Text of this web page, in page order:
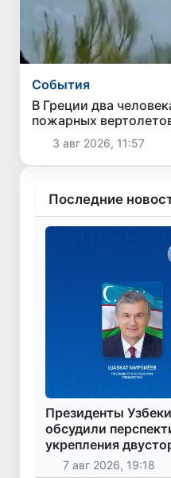
Cобытия
В Греции два
пожарных
3 авг 2026, 11:57
Последние
Президенты
обсудили
укрепления
7 авг 2026, 19:18